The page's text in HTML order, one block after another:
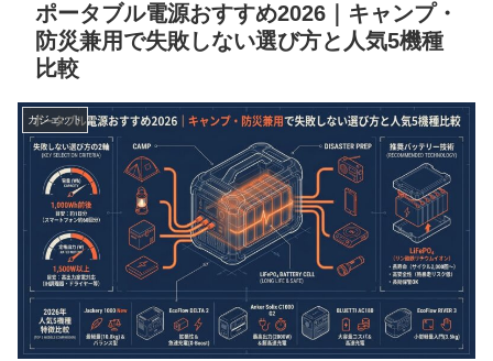
ポータブル電源おすすめ2026｜キャンプ・
防災兼用で失敗しない選び方と人気5機種
比較
ガジェット